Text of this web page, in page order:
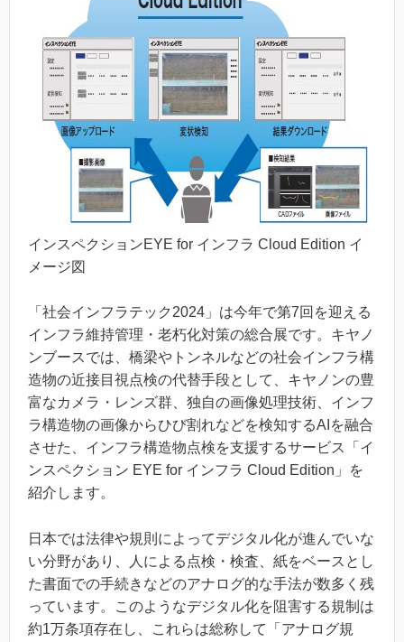
インスペクションEYE for インフラ Cloud Edition イ
メージ図
「社会インフラテック2024」は今年で第7回を迎える
インフラ維持管理・老朽化対策の総合展です。キヤノ
ンブースでは、橋梁やトンネルなどの社会インフラ構
造物の近接目視点検の代替手段として、キヤノンの豊
富なカメラ・レンズ群、独自の画像処理技術、インフ
ラ構造物の画像からひび割れなどを検知するAIを融合
させた、インフラ構造物点検を支援するサービス「イ
ンスペクション EYE for インフラ Cloud Edition」を
紹介します。
日本では法律や規則によってデジタル化が進んでいな
い分野があり、人による点検・検査、紙をベースとし
た書面での手続きなどのアナログ的な手法が数多く残
っています。このようなデジタル化を阻害する規制は
約1万条項存在し、これらは総称して「アナログ規